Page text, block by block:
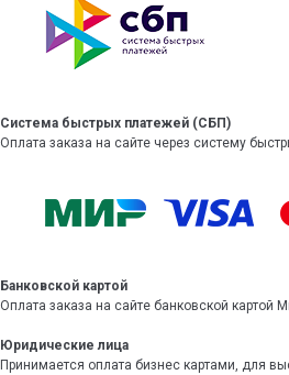
Система быстрых платежей (СБП)
Оплата заказа на сайте через систему
Банковской картой
Оплата заказа на сайте банковской картой
Юридические лица
Принимается оплата бизнес картами, для